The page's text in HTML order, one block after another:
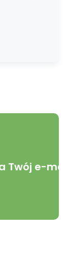
Twój e-mail